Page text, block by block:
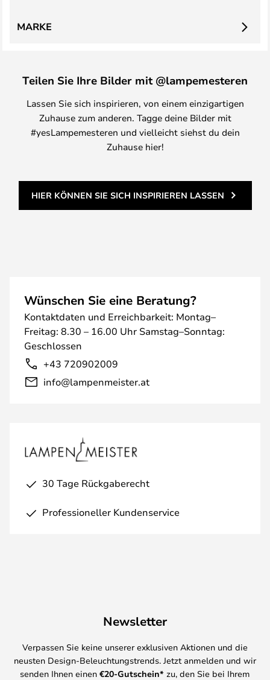
MARKE
Teilen Sie Ihre Bilder mit @lampemesteren
Lassen Sie sich inspirieren, von einem einzigartigen
Zuhause zum anderen. Tagge deine Bilder mit
#yesLampemesteren und vielleicht siehst du dein
Zuhause hier!
HIER KÖNNEN SIE SICH INSPIRIEREN LASSEN
Wünschen Sie eine Beratung?
Kontaktdaten und Erreichbarkeit: Montag–
Freitag: 8.30 – 16.00 Uhr Samstag–Sonntag:
Geschlossen
+43 720902009
info@lampenmeister.at
30 Tage Rückgaberecht
Professioneller Kundenservice
Newsletter
Verpassen Sie keine unserer exklusiven Aktionen und die
neusten Design-Beleuchtungstrends. Jetzt anmelden und wir
senden Ihnen einen €20-Gutschein* zu, den Sie bei Ihrem